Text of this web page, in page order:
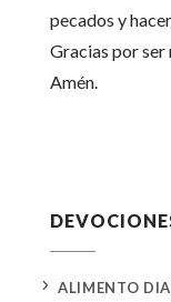
pecados y
Gracias por ser
Amén.
5 ALIMENTO